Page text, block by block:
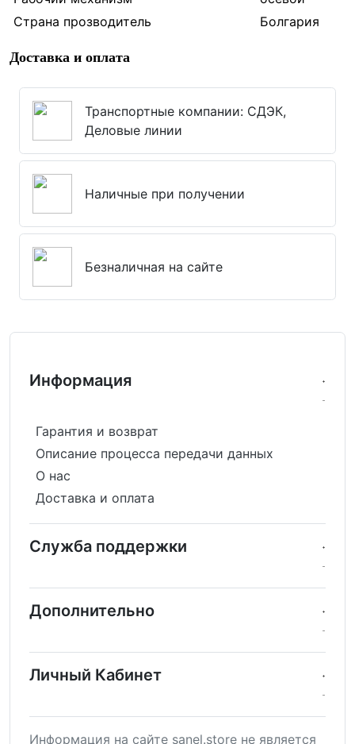
Страна прозводитель
Болгария
Доставка и оплата
Транспортные компании: СДЭК,
Деловые линии
Наличные при получении
Безналичная на сайте
Информация
Гарантия и возврат
Описание процесса передачи данных
О нас
Доставка и оплата
Служба поддержки
Дополнительно
Личный Кабинет
Информация на сайте sanel.store не является